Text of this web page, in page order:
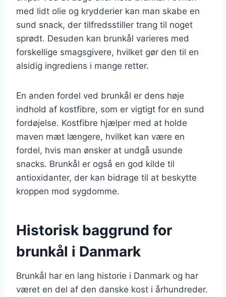
med lidt olie og krydderier kan man skabe en
sund snack, der tilfredsstiller trang til noget
sprødt. Desuden kan brunkål varieres med
forskellige smagsgivere, hvilket gør den til en
alsidig ingrediens i mange retter.
En anden fordel ved brunkål er dens høje
indhold af kostfibre, som er vigtigt for en sund
fordøjelse. Kostfibre hjælper med at holde
maven mæt længere, hvilket kan være en
fordel, hvis man ønsker at undgå usunde
snacks. Brunkål er også en god kilde til
antioxidanter, der kan bidrage til at beskytte
kroppen mod sygdomme.
Historisk baggrund for
brunkål i Danmark
Brunkål har en lang historie i Danmark og har
været en del af den danske kost i århundreder.